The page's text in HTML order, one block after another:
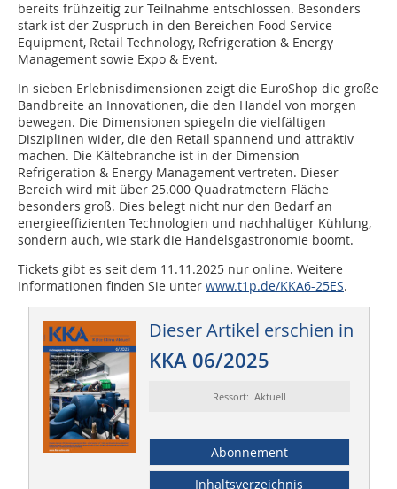
bereits frühzeitig zur Teilnahme entschlossen. Besonders
stark ist der Zuspruch in den Bereichen Food Service
Equipment, Retail Technology, Refrigeration & Energy
Management sowie Expo & Event.
In sieben Erlebnisdimensionen zeigt die EuroShop die große
Bandbreite an Innovationen, die den Handel von morgen
bewegen. Die Dimensionen spiegeln die vielfältigen
Disziplinen wider, die den Retail spannend und attraktiv
machen. Die Kältebranche ist in der Dimension
Refrigeration & Energy Management vertreten. Dieser
Bereich wird mit über 25.000 Quadratmetern Fläche
besonders groß. Dies belegt nicht nur den Bedarf an
energieeffizienten Technologien und nachhaltiger Kühlung,
sondern auch, wie stark die Handelsgastronomie boomt.
Tickets gibt es seit dem 11.11.2025 nur online. Weitere
Informationen finden Sie unter www.t1p.de/KKA6-25ES.
Dieser Artikel erschien in
KKA 06/2025
Ressort: Aktuell
Abonnement
Inhaltsverzeichnis